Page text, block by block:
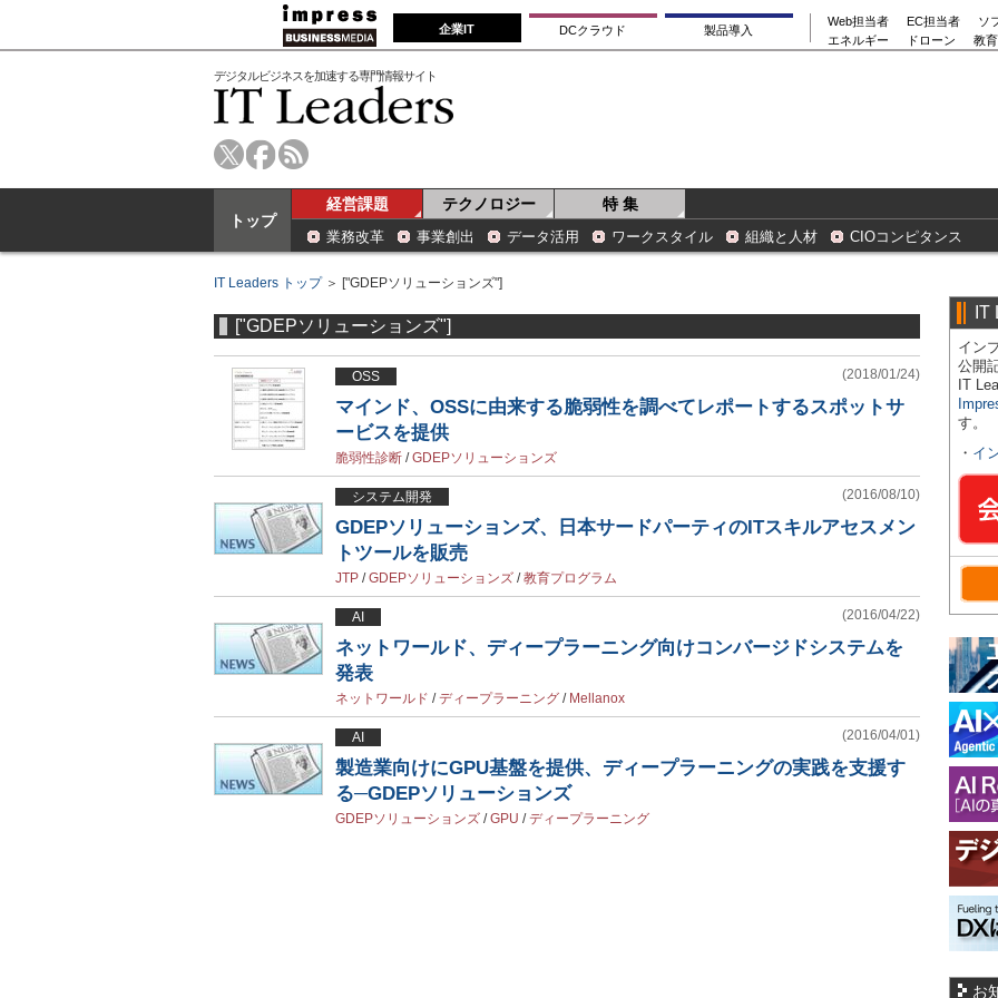
企業IT DCクラウド 製品導入
Web担当者 EC担当者
ソ
エネルギー
ドローン 教
デジタルビジネスを加速する専門情報サイト
トップ
経営課題 テクノロジー 特 集
業務改革 事業創出 データ活用 ワークスタイル 組織と人材 CIOコンピタンス
IT Leaders トップ＞ ["GDEPソリューションズ"]
["GDEPソリューションズ"]
OSS (2018/01/24)
マインド、OSSに由来する脆弱性を調べてレポートするスポットサ
ービスを提供
脆弱性診断 /GDEPソリューションズ
システム開発 (2016/08/10)
GDEPソリューションズ、日本サードパーティのITスキルアセスメン
トツールを販売
JTP /GDEPソリューションズ /教育プログラム
AI (2016/04/22)
ネットワールド、ディープラーニング向けコンバージドシステムを
発表
ネットワールド /ディープラーニング / Mellanox
AI (2016/04/01)
製造業向けにGPU基盤を提供、ディープラーニングの実践を支援す
る─GDEPソリューションズ
GDEPソリューションズ /GPU /ディープラーニング
IT
イン
公開
IT
す。
・ イ
お